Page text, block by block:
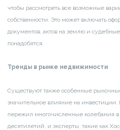
чтобы рассмотреть все возможные
собственности. Это может включать
документов, актов на землю и
понадобятся.
Тренды в рынке недвижимости
Существуют также особенные
значительное влияние на
пережил многочисленные колебания в
десятилетий, и эксперты, такие как